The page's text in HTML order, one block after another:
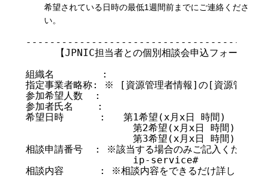
希望されている日時の最低1週間前までにご連絡くださ
い。
     【JPNIC担当者との個別相談会申込フォーム】
組織名        :
指定事業者略称: ※ [資源管理者情報]の[資源管理者
参加希望人数  :
参加者氏名    :
希望日時      :   第1希望(x月x日 時間)
                  第2希望(x月x日 時間)
                  第3希望(x月x日 時間)
相談申請番号  : ※該当する場合のみご記入ください
                  ip-service#
相談内容      : ※相談内容をできるだけ詳しくご記